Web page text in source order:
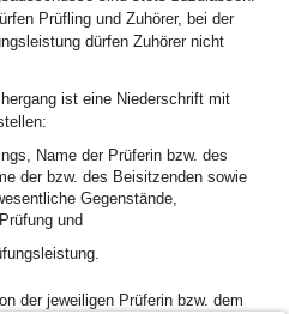
Prüfling und Zuhörer, bei der
dürfen Zuhörer nicht
ist eine Niederschrift mit
Name der Prüferin bzw. des
der bzw. des Beisitzenden sowie
Gegenstände,
und
der jeweiligen Prüferin bzw. dem